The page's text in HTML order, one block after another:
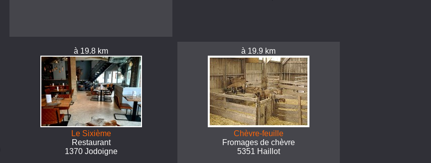
à 19.8 km
Le Sixième
Restaurant
1370 Jodoigne
à 19.9 km
Chèvre-feuille
Fromages de chèvre
5351 Haillot